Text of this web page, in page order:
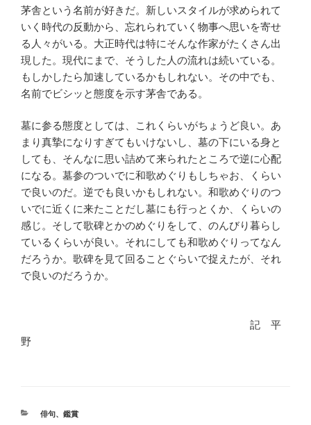
茅舎という名前が好きだ。新しいスタイルが求められて
いく時代の反動から、忘れられていく物事へ思いを寄せ
る人々がいる。大正時代は特にそんな作家がたくさん出
現した。現代にまで、そうした人の流れは続いている。
もしかしたら加速しているかもしれない。その中でも、
名前でビシッと態度を示す茅舎である。
墓に参る態度としては、これくらいがちょうど良い。あ
まり真摯になりすぎてもいけないし、墓の下にいる身と
しても、そんなに思い詰めて来られたところで逆に心配
になる。墓参のついでに和歌めぐりもしちゃお、くらい
で良いのだ。逆でも良いかもしれない。和歌めぐりのつ
いでに近くに来たことだし墓にも行っとくか、くらいの
感じ。そして歌碑とかのめぐりをして、のんびり暮らし
ているくらいが良い。それにしても和歌めぐりってなん
だろうか。歌碑を見て回ることぐらいで捉えたが、それ
で良いのだろうか。
記 平
野
カ
俳句、 鑑賞